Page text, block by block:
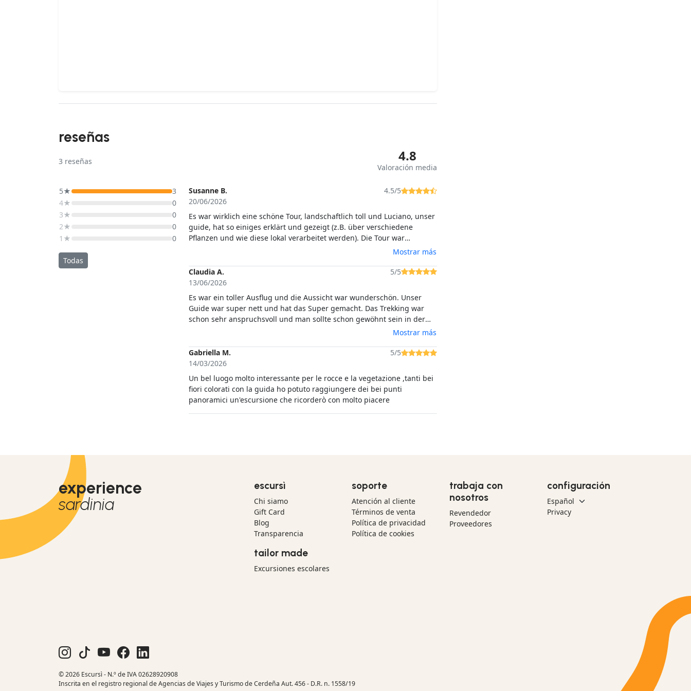
reseñas
3 reseñas 4.8
Valoración media
5★
3
4★
0
3★
0
2★
0
1★
0
Todas
Susanne B.
20/06/2026
4.5/5
Es war wirklich eine schöne Tour, landschaftlich toll und Luciano, unser
guide, hat so einiges erklärt und gezeigt (z.B. über verschiedene
Pflanzen und wie diese lokal verarbeitet werden). Die Tour war
ursprünglich für 6 Stunden angesetzt, ging dann aber nur 4 Stunden -
gab und weil es doch recht heiß war, so dass für uns 4 Stunden absolut
ausreichend waren. Ein gewisser Fitnessgrad ist für die Tour durchaus
Mostrar más
Claudia A.
13/06/2026
5/5
Es war ein toller Ausflug und die Aussicht war wunderschön. Unser
Guide war super nett und hat das Super gemacht. Das Trekking war
schon sehr anspruchsvoll und man sollte schon gewöhnt sein in der
Hitze zu laufen und Fit sein. Wir können aber den Ausflug sehrMostrar más
Gabriella M.
14/03/2026
5/5
Un bel luogo molto interessante per le rocce e la vegetazione ,tanti bei
fiori colorati con la guida ho potuto raggiungere dei bei punti
panoramici un'escursione che ricorderò con molto piacere
experience
sardinia
escursì
Chi siamo
Gift Card
Blog
Transparencia
tailor made
Excursiones escolares
soporte
Atención al cliente
Términos de venta
Política de privacidad
Política de cookies
trabaja con
nosotros
Revendedor
Proveedores
configuración
Privacy
© 2026 Escursì - N.º de IVA 02628920908
Inscrita en el registro regional de Agencias de Viajes y Turismo de Cerdeña Aut. 456 - D.R. n. 1558/19